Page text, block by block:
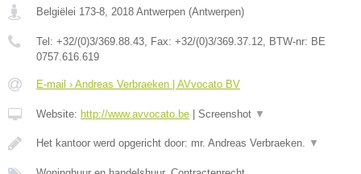
Belgiëlei 173-8 2018 Antwerpen (Antwerpen)
Tel: +32/(0)3/369.88.43 , Fax: +32/(0)3/369.37.12 , BTW-nr: BE
0757.616.619
E-mail › Andreas Verbraeken | AVvocato BV
Website: http://www.avvocato.be Screenshot ▼
Het kantoor werd opgericht door: mr. Andreas Verbraeken. ▼